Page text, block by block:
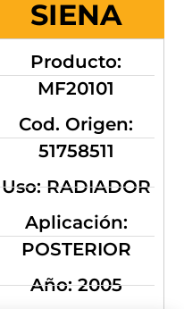
SIENA
Producto:
MF20101
Cod. Origen:
51758511
Uso: RADIADOR
Aplicación:
POSTERIOR
Año: 2005